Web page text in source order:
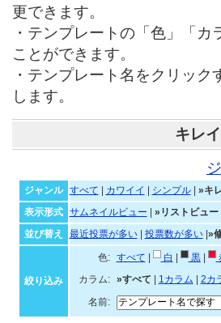
更できます。
・テンプレートの「色」「
ことができます。
・テンプレート名をクリッ
します。
キレ
ジャンル すべて カワイイ シンプル| »キ
表示形式
サムネイルビュー
»リストビュー
並び替え
最近投票が多い| 投票数が多い| »
絞り込み
色: すべて 白 黒|
カラム:
»すべて 1カラム 2カ
名前: